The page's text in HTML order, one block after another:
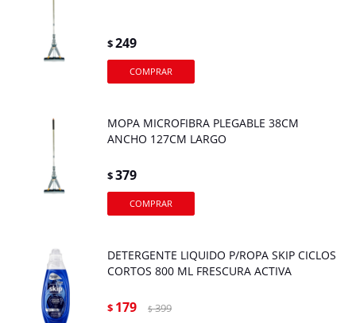
$249
MOPA MICROFIBRA PLEGABLE 38CM
ANCHO 127CM LARGO
$379
DETERGENTE LIQUIDO P/ROPA SKIP CICLOS
CORTOS 800 ML FRESCURA ACTIVA
$ 179 $ 399